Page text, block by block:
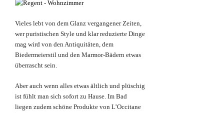
Vieles lebt von dem Glanz vergangener Zeiten,
wer puristischen Style und klar reduzierte Dinge
mag wird von den Antiquitäten, dem
Biedermeierstil und den Marmor-Bädern etwas
überrascht sein.
Aber auch wenn alles etwas ältlich und plüschig
ist fühlt man sich sofort zu Hause. Im Bad
liegen zudem schöne Produkte von L’Occitane